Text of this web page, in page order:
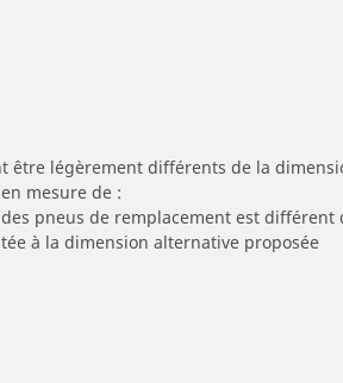
être légèrement différents de la
mesure de :
pneus de remplacement est
à la dimension alternative proposée